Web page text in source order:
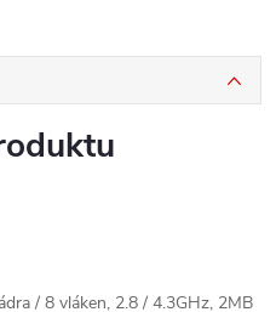
/ 8 vláken, 2.8 / 4.3GHz, 2MB